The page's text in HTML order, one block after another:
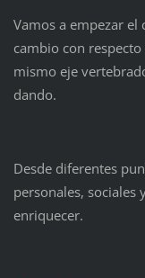
Vamos a empezar el
cambio con
mismo eje
dando.
Desde diferentes
personales, sociales
enriquecer.